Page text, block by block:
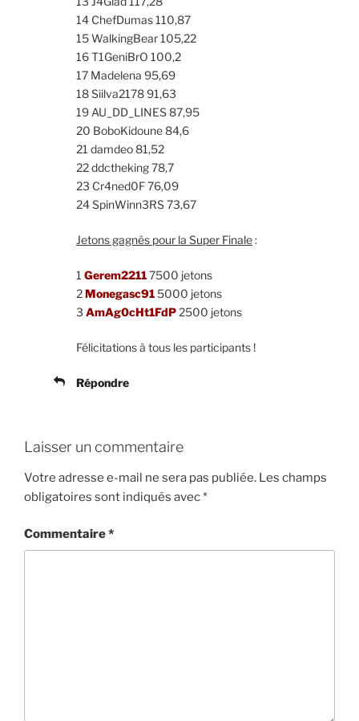
14 ChefDumas 110,87
15 WalkingBear 105,22
16 T1GeniBrO 100,2
17 Madelena 95,69
18 Siilva2178 91,63
19 AU_DD_LINES 87,95
20 BoboKidoune 84,6
21 damdeo 81,52
22 ddctheking 78,7
23 Cr4ned0F 76,09
24 SpinWinn3RS 73,67
Jetons gagnés pour la Super Finale:
1 Gerem22117500 jetons
2Monegasc91 5000 jetons
3 AmAg0cHt1FdP2500 jetons
Félicitations à tous les participants !
Répondre
Laisser un commentaire
Votre adresse e-mail ne sera pas publiée. Les champs
obligatoires sont indiqués avec*
Commentaire*